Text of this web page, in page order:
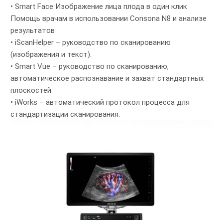
• Smart Face Изображение лица плода в один клик
Помощь врачам в использовании Consona N8 и анализе
результатов
• iScanHelper – руководство по сканированию
(изображения и текст).
• Smart Vue – руководство по сканированию,
автоматическое распознавание и захват стандартных
плоскостей.
• iWorks – автоматический протокол процесса для
стандартизации сканирования.